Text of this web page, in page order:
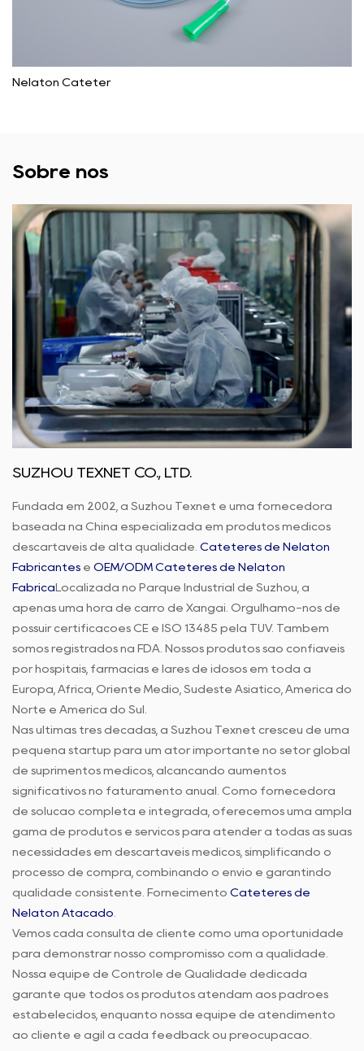
Nelaton Cateter
Sobre nós
SUZHOU TEXNET CO., LTD.
Fundada em 2002, a Suzhou Texnet é uma fornecedora
baseada na China especializada em produtos médicos
descartáveis de alta qualidade. Cateteres de Nelaton
Fabricantes e OEM/ODM Cateteres de Nelaton
Fábrica Localizada no Parque Industrial de Suzhou, a
apenas uma hora de carro de Xangai. Orgulhamo-nos de
possuir certificações CE e ISO 13485 pela TUV. Também
somos registrados na FDA. Nossos produtos são confiáveis
por hospitais, farmácias e lares de idosos em toda a
Europa, África, Oriente Médio, Sudeste Asiático, América do
Norte e América do Sul.
Nas últimas três décadas, a Suzhou Texnet cresceu de uma
pequena startup para um ator importante no setor global
de suprimentos médicos, alcançando aumentos
significativos no faturamento anual. Como fornecedora
de solução completa e integrada, oferecemos uma ampla
gama de produtos e serviços para atender a todas as suas
necessidades em descartáveis médicos, simplificando o
processo de compra, combinando o envio e garantindo
qualidade consistente. Fornecimento Cateteres de
Nelaton Atacado
Vemos cada consulta de cliente como uma oportunidade
para demonstrar nosso compromisso com a qualidade.
Nossa equipe de Controle de Qualidade dedicada
garante que todos os produtos atendam aos padrões
estabelecidos, enquanto nossa equipe de atendimento
ao cliente é ágil a cada feedback ou preocupação.